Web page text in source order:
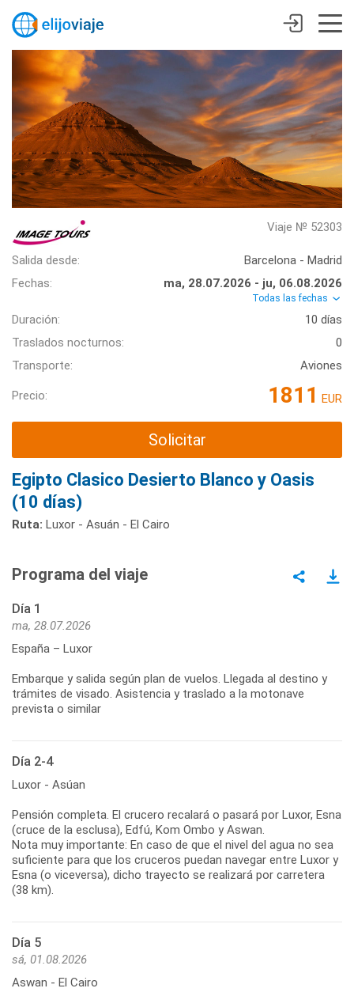
Viaje № 52303
Salida desde:
Barcelona - Madrid
Fechas:
ma, 28.07.2026 - ju, 06.08.2026
Todas las fechas
Duración:
10 días
Traslados nocturnos:
0
Transporte:
Aviones
Precio: 1811 EUR
Solicitar
Egipto Clasico Desierto Blanco y Oasis
(10 días)
Ruta: Luxor - Asuán - El Cairo
Programa del viaje
Día 1
ma, 28.07.2026
España – Luxor
Embarque y salida según plan de vuelos. Llegada al destino y
trámites de visado. Asistencia y traslado a la motonave
prevista o similar
Día 2-4
Luxor - Asúan
Pensión completa. El crucero recalará o pasará por Luxor, Esna
(cruce de la esclusa), Edfú, Kom Ombo y Aswan.
Nota muy importante: En caso de que el nivel del agua no sea
suficiente para que los cruceros puedan navegar entre Luxor y
Esna (o viceversa), dicho trayecto se realizará por carretera
(38 km).
Día 5
sá, 01.08.2026
Aswan - El Cairo